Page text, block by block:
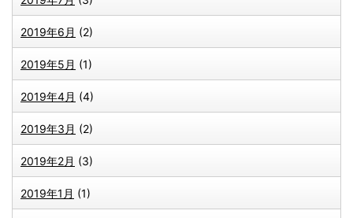
2019年6月 (2)
2019年5月 (1)
2019年4月 (4)
2019年3月 (2)
2019年2月 (3)
2019年1月 (1)